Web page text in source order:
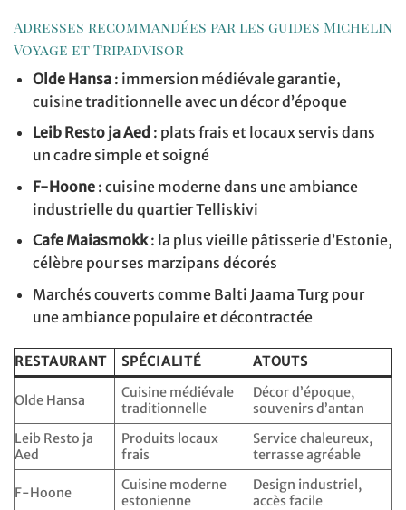
Adresses recommandées par les guides Michelin
Voyage et Tripadvisor
Olde Hansa: immersion médiévale garantie,
cuisine traditionnelle avec un décor d’époque
Leib Resto ja Aed : plats frais et locaux servis dans
un cadre simple et soigné
F-Hoone: cuisine moderne dans une ambiance
industrielle du quartier Telliskivi
Cafe Maiasmokk: la plus vieille pâtisserie d’Estonie,
célèbre pour ses marzipans décorés
Marchés couverts comme Balti Jaama Turg pour
une ambiance populaire et décontractée
RESTAURANT SPÉCIALITÉ ATOUTS
Olde Hansa
Cuisine médiévale
traditionnelle
Décor d’époque,
souvenirs d’antan
Leib Resto ja
Aed
Produits locaux
frais
Service chaleureux,
terrasse agréable
F-Hoone
Cuisine moderne
estonienne
Design industriel,
accès facile